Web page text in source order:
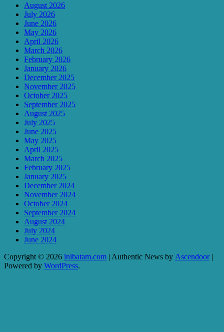
August 2026
July 2026
June 2026
May 2026
April 2026
March 2026
February 2026
January 2026
December 2025
November 2025
October 2025
September 2025
August 2025
July 2025
June 2025
May 2025
April 2025
March 2025
February 2025
January 2025
December 2024
November 2024
October 2024
September 2024
August 2024
July 2024
June 2024
Copyright © 2026 inibatam.com | Authentic News by Ascendoor|
Powered by WordPress.